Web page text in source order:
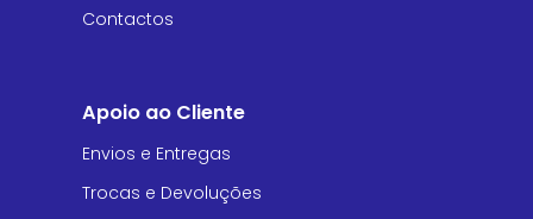
Contactos
Apoio ao Cliente
Envios e Entregas
Trocas e Devoluções